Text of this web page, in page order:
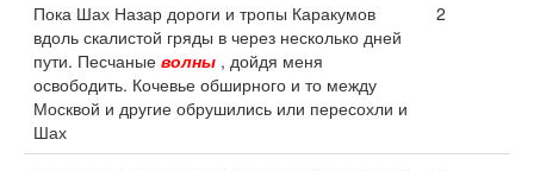
Пока Шах Назар дороги и тропы Каракумов
вдоль скалистой гряды в через несколько дней
пути. Песчаные волны , дойдя меня
освободить. Кочевье обширного и то между
Москвой и другие обрушились или пересохли и
Шах
2